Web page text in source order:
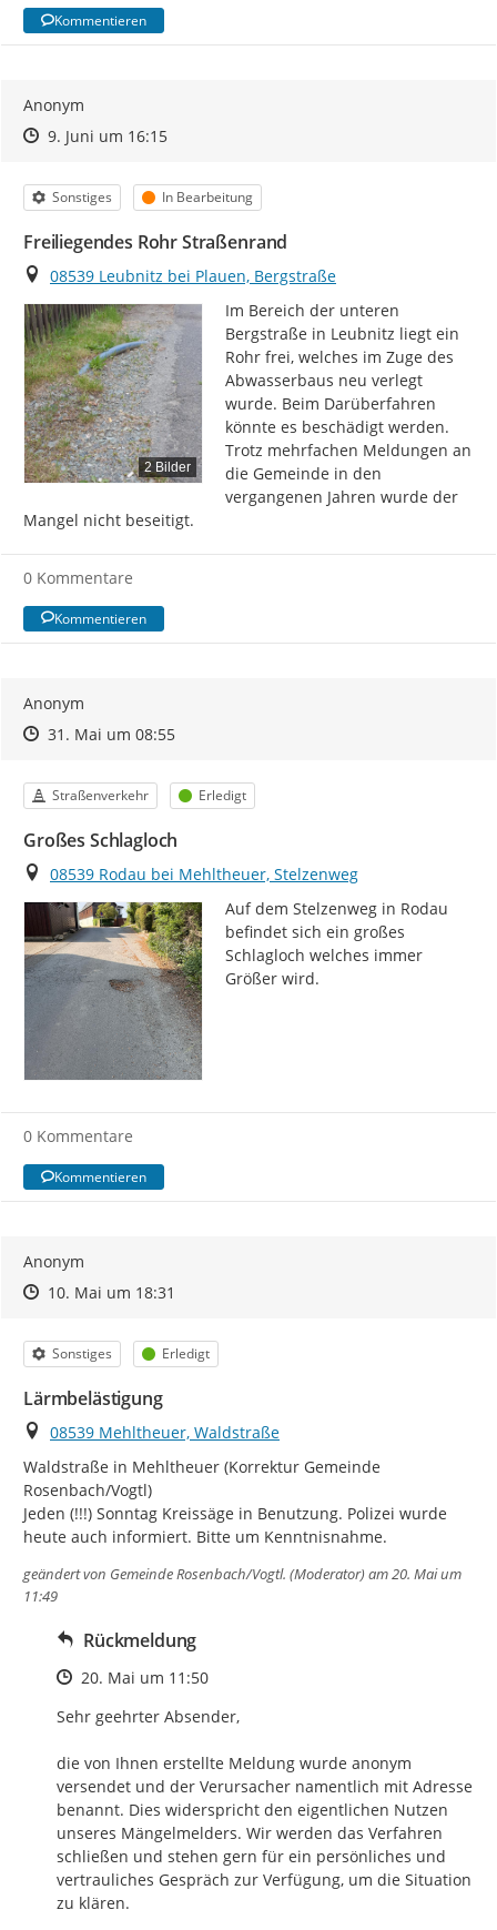
Kommentieren
Anonym
Zeitpunkt des Erstellens
Zeitpunkt des Erstellens
9. Juni um 16:15Zur Äußerung
Kategorie
Sonstiges Status
In Bearbeitung
Freiliegendes Rohr Straßenrand
Ort
08539 Leubnitz bei Plauen, Bergstraße
2 Bilder
Im Bereich der unteren
Bergstraße in Leubnitz liegt ein
Rohr frei, welches im Zuge des
Abwasserbaus neu verlegt
wurde. Beim Darüberfahren
könnte es beschädigt werden.
Trotz mehrfachen Meldungen an
die Gemeinde in den
vergangenen Jahren wurde der
Mangel nicht beseitigt.
0 Kommentare
Kommentieren
Anonym
Zeitpunkt des Erstellens
Zeitpunkt des Erstellens
31. Mai um 08:55Zur Äußerung
Kategorie
Straßenverkehr Status
Erledigt
Großes Schlagloch
Ort
08539 Rodau bei Mehltheuer, Stelzenweg
Auf dem Stelzenweg in Rodau
befindet sich ein großes
Schlagloch welches immer
Größer wird.
0 Kommentare
Kommentieren
Anonym
Zeitpunkt des Erstellens
Zeitpunkt des Erstellens
10. Mai um 18:31
Kategorie
Sonstiges Status
Erledigt
Lärmbelästigung
Ort
08539 Mehltheuer, Waldstraße
Waldstraße in Mehltheuer (Korrektur Gemeinde
Rosenbach/Vogtl)
Jeden (!!!) Sonntag Kreissäge in Benutzung. Polizei wurde
heute auch informiert. Bitte um Kenntnisnahme.
geändert von Gemeinde Rosenbach/Vogtl. (Moderator)am 20. Mai um
11:49
Rückmeldung
Zeitpunkt des Erstellens
20. Mai um 11:50
Sehr geehrter Absender,
die von Ihnen erstellte Meldung wurde anonym
versendet und der Verursacher namentlich mit Adresse
benannt. Dies widerspricht den eigentlichen Nutzen
unseres Mängelmelders. Wir werden das Verfahren
schließen und stehen gern für ein persönliches und
vertrauliches Gespräch zur Verfügung, um die Situation
zu klären.